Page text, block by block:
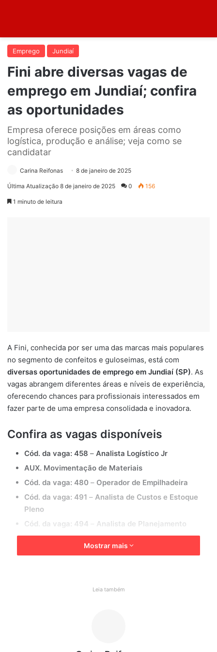
Emprego Jundiaí
Fini abre diversas vagas de
emprego em Jundiaí; confira
as oportunidades
Empresa oferece posições em áreas como
logística, produção e análise; veja como se
candidatar
Carina Reifonas 8 de janeiro de 2025
Última Atualização 8 de janeiro de 2025 0 156
1 minuto de leitura
A Fini, conhecida por ser uma das marcas mais populares
no segmento de confeitos e guloseimas, está com
diversas oportunidades de emprego em Jundiaí (SP). As
vagas abrangem diferentes áreas e níveis de experiência,
oferecendo chances para profissionais interessados em
fazer parte de uma empresa consolidada e inovadora.
Confira as vagas disponíveis
Cód. da vaga: 458 – Analista Logístico Jr
AUX. Movimentação de Materiais
Cód. da vaga: 480 – Operador de Empilhadeira
Cód. da vaga: 491 – Analista de Custos e Estoque
Pleno
Cód. da vaga: 494 – Analista de Planejamento
Cód. da vaga: 496–Operador de Processos de
Produção III – Marshmallow
Cada posição possui requisitos específicos, mas, em geral,
Mostrar mais
Leia também